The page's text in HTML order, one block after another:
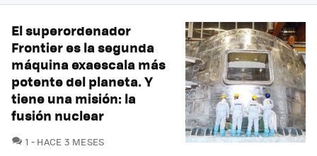
El superordenador
Frontier es la segunda
máquina exaescala más
potente del planeta. Y
tiene una misión: la
fusión nuclear
1 COMENTARIOS
HACE 3 MESES